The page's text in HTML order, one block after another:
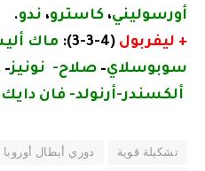
أورسوليني، كاسترو، ندو.
+ ليفربول (4-3-3): ماك
سوبوسلاي– صلاح- نونيز–
ألكسندر-أرنولد- فان
تشكيلة قوية دوري أبطال أوروبا